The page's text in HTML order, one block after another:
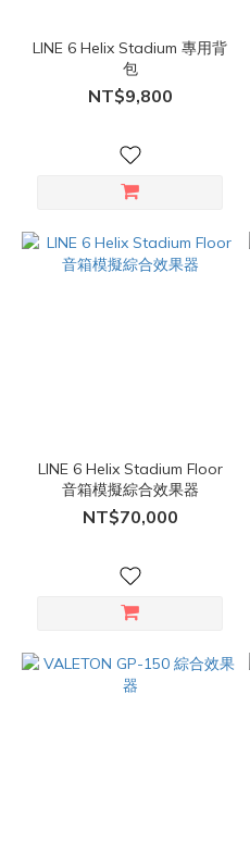
LINE 6 Helix Stadium 專用背
包
NT$9,800
LINE 6 Helix Stadium Floor
音箱模擬綜合效果器
NT$70,000